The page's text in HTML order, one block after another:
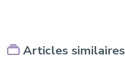
Articles similaires